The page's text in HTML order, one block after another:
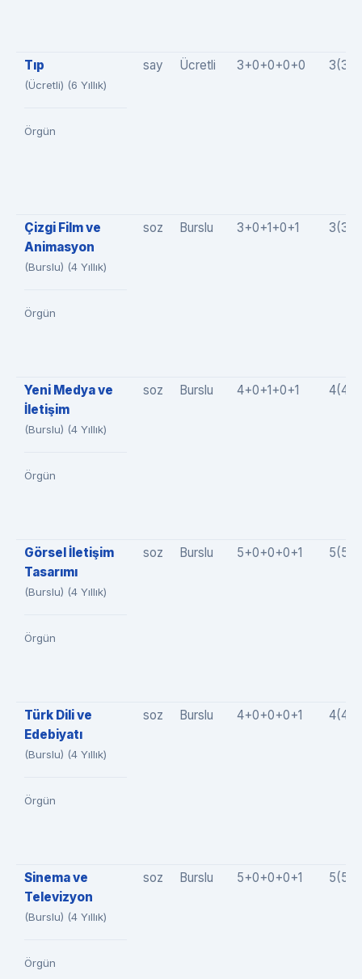
Tıp
(Ücretli) (6 Yıllık)
Örgün
say Ücretli 3+0+0+0+0
Çizgi Film ve
Animasyon
(Burslu) (4 Yıllık)
Örgün
soz Burslu 3+0+1+0+1
Yeni Medya ve
İletişim
(Burslu) (4 Yıllık)
Örgün
soz Burslu 4+0+1+0+1
Görsel İletişim
Tasarımı
(Burslu) (4 Yıllık)
Örgün
soz Burslu 5+0+0+0+1
Türk Dili ve
Edebiyatı
(Burslu) (4 Yıllık)
Örgün
soz Burslu 4+0+0+0+1
Sinema ve
Televizyon
(Burslu) (4 Yıllık)
Örgün
soz Burslu 5+0+0+0+1